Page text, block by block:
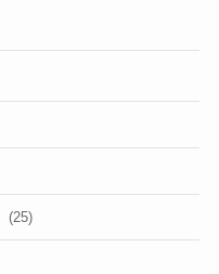
(25)